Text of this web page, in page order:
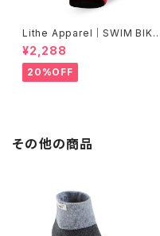
Lithe Apparel｜SWIM BIKE
RUN [COLOR]
¥2,288
20%OFF
その他の商品